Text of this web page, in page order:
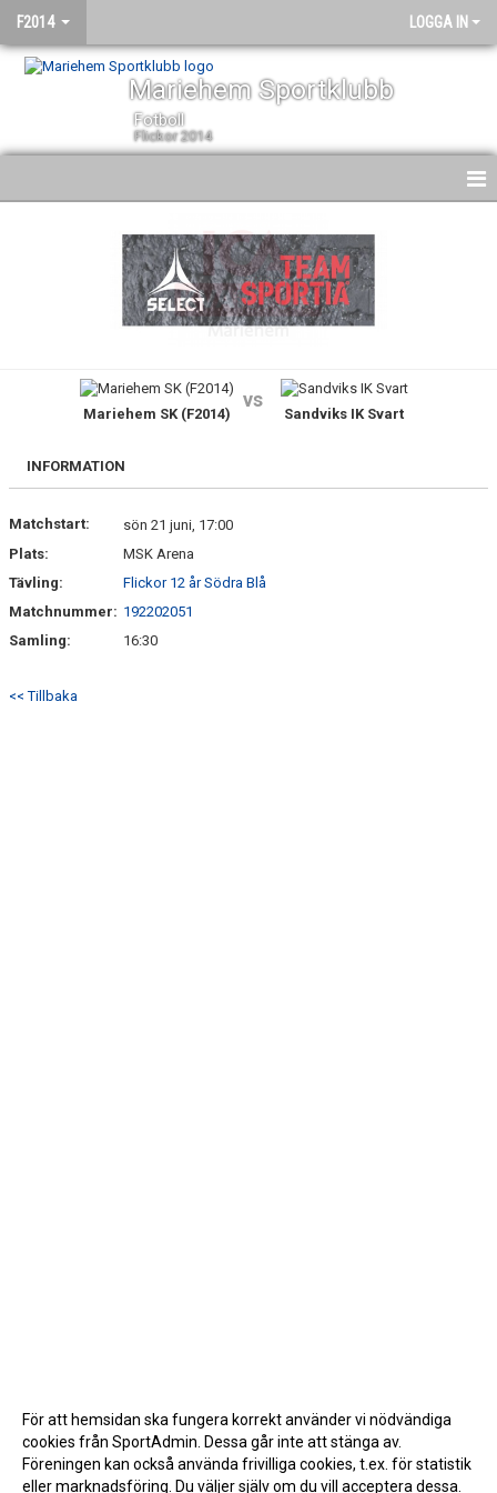
F2014 LOGGA IN
Mariehem Sportklubb
Fotboll
Flickor 2014
BILDGALLERI
KONTAKT
Mariehem SK (F2014)
vs
Sandviks IK Svart
INFORMATION
Matchstart:
sön 21 juni, 17:00
Plats:
MSK Arena
Tävling:
Flickor 12 år Södra Blå
Matchnummer: 192202051
Samling:
16:30
<< Tillbaka
För att hemsidan ska fungera korrekt använder vi nödvändiga
cookies från SportAdmin. Dessa går inte att stänga av.
Föreningen kan också använda frivilliga cookies, t.ex. för statistik
eller marknadsföring. Du väljer själv om du vill acceptera dessa.